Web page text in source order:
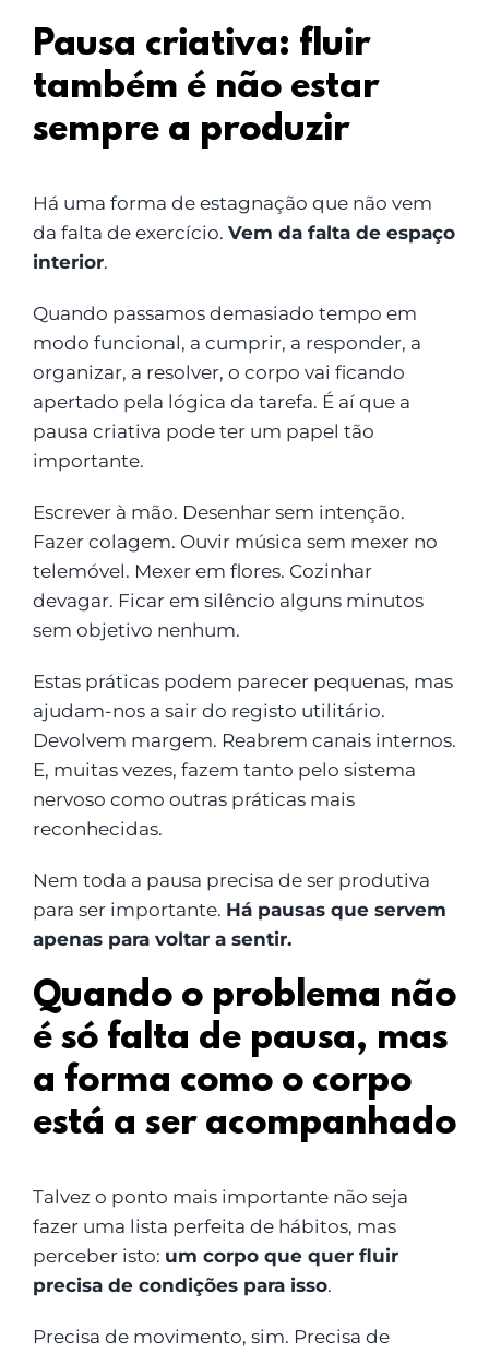
Pausa criativa: fluir
também é não estar
sempre a produzir
Há uma forma de estagnação que não vem
da falta de exercício. Vem da falta de espaço
interior.
Quando passamos demasiado tempo em
modo funcional, a cumprir, a responder, a
organizar, a resolver, o corpo vai ficando
apertado pela lógica da tarefa. É aí que a
pausa criativa pode ter um papel tão
importante.
Escrever à mão. Desenhar sem intenção.
Fazer colagem. Ouvir música sem mexer no
telemóvel. Mexer em flores. Cozinhar
devagar. Ficar em silêncio alguns minutos
sem objetivo nenhum.
Estas práticas podem parecer pequenas, mas
ajudam-nos a sair do registo utilitário.
Devolvem margem. Reabrem canais internos.
E, muitas vezes, fazem tanto pelo sistema
nervoso como outras práticas mais
reconhecidas.
Nem toda a pausa precisa de ser produtiva
para ser importante. Há pausas que servem
apenas para voltar a sentir.
Quando o problema não
é só falta de pausa, mas
a forma como o corpo
está a ser acompanhado
Talvez o ponto mais importante não seja
fazer uma lista perfeita de hábitos, mas
perceber isto: um corpo que quer fluir
precisa de condições para isso.
Precisa de movimento, sim. Precisa de